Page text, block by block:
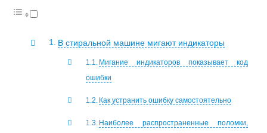
В стиральной машине мигают индикаторы
Мигание индикаторов показывает код
ошибки
Как устранить ошибку самостоятельно
Наиболее распространенные поломки,